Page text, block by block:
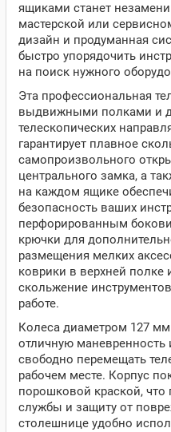
ящиками станет
мастерской или
дизайн и продуманная
быстро упорядочить
на поиск нужного
Эта профессиональная
выдвижными полками и
телескопических
гарантирует плавное
самопроизвольного
центрального замка, а
на каждом ящике
безопасность ваших
перфорированным
крючки для
размещения мелких
коврики в верхней
скольжение
работе.
Колеса диаметром 127
отличную маневренность
свободно перемещать
рабочем месте. Корпус
порошковой краской, что
службы и защиту от
столешнице удобно